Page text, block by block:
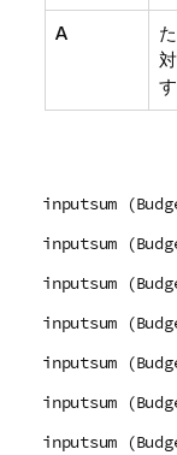
A
inputsum
inputsum
inputsum
inputsum
inputsum
inputsum
inputsum